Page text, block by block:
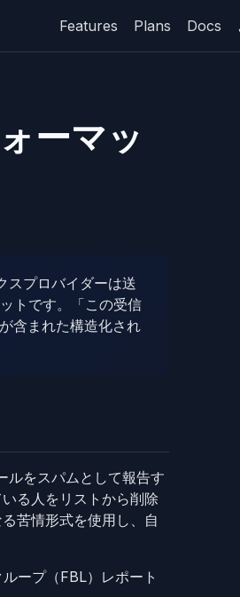
Features Plans Docs
ーマッ
スプロバイダーは送
トです。「この受信
含まれた構造化され
ルをスパムとして報告す
る人をリストから削除
苦情形式を使用し、自
ープ（FBL）レポート